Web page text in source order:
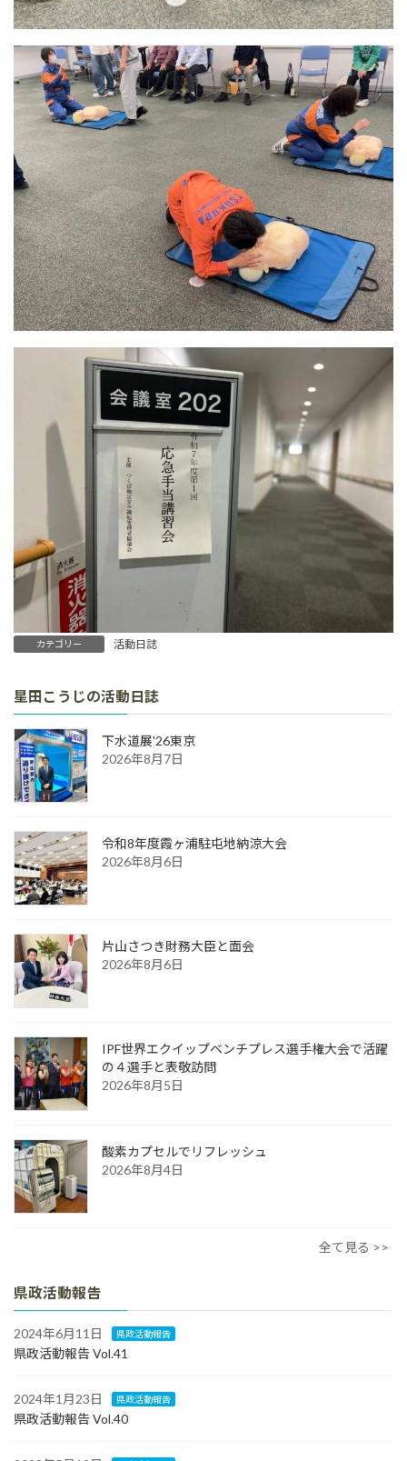
カテゴリー 活動日誌
星田こうじの活動日誌
下水道展'26東京
2026年8月7日
令和8年度霞ヶ浦駐屯地納涼大会
2026年8月6日
片山さつき財務大臣と面会
2026年8月6日
IPF世界エクイップベンチプレス選手権大会で活躍
の４選手と表敬訪問
2026年8月5日
酸素カプセルでリフレッシュ
2026年8月4日
全て見る >>
県政活動報告
2024年6月11日 県政活動報告
県政活動報告 Vol.41
2024年1月23日 県政活動報告
県政活動報告 Vol.40